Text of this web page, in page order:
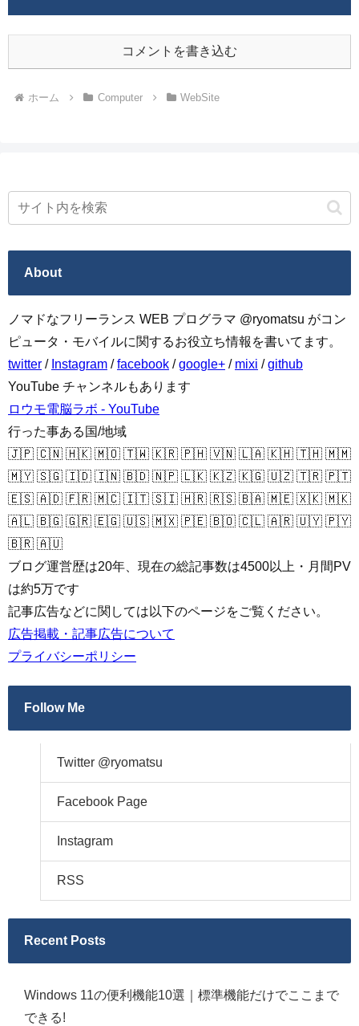
コメントを書き込む
ホーム Computer WebSite
About
ノマドなフリーランス WEB プログラマ @ryomatsu がコン
ピュータ・モバイルに関するお役立ち情報を書いてます。
twitter / Instagram /facebook /google+ / mixi /github
YouTube チャンネルもあります
ロウモ電脳ラボ - YouTube
行った事ある国/地域
🇯🇵 🇨🇳 🇭🇰 🇲🇴 🇹🇼 🇰🇷 🇵🇭 🇻🇳 🇱🇦 🇰🇭 🇹🇭 🇲🇲
🇲🇾 🇸🇬 🇮🇩 🇮🇳 🇧🇩 🇳🇵 🇱🇰 🇰🇿 🇰🇬 🇺🇿 🇹🇷 🇵🇹
🇪🇸 🇦🇩 🇫🇷 🇲🇨 🇮🇹 🇸🇮 🇭🇷 🇷🇸 🇧🇦 🇲🇪 🇽🇰 🇲🇰
🇦🇱 🇧🇬 🇬🇷 🇪🇬 🇺🇸 🇲🇽 🇵🇪 🇧🇴 🇨🇱 🇦🇷 🇺🇾 🇵🇾
🇧🇷 🇦🇺
ブログ運営歴は20年、現在の総記事数は4500以上・月間PV
は約5万です
記事広告などに関しては以下のページをご覧ください。
広告掲載・記事広告について
プライバシーポリシー
Follow Me
Twitter @ryomatsu
Facebook Page
Instagram
RSS
Recent Posts
Windows 11の便利機能10選｜標準機能だけでここまで
できる!